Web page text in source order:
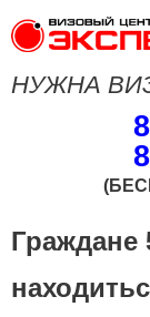
НУЖНА
Граждане